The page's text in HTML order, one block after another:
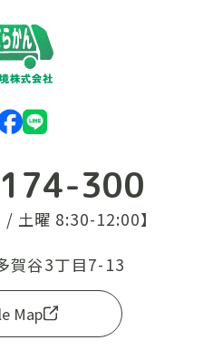
300
土曜 8:30-12:00】
賀谷3丁目7-13
Map